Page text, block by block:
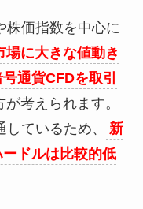
株価指数を中心に
場に大きな値動き
通貨CFDを取引
考えられます。
ているため、
新
ドルは比較的低